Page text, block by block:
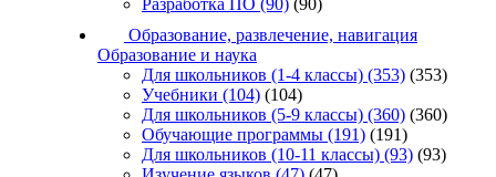
Разработка ПО (90) (90)
Образование, развлечение, навигация
Образование и наука
Для школьников (1-4 классы) (353) (353)
Учебники (104) (104)
Для школьников (5-9 классы) (360) (360)
Обучающие программы (191) (191)
Для школьников (10-11 классы) (93) (93)